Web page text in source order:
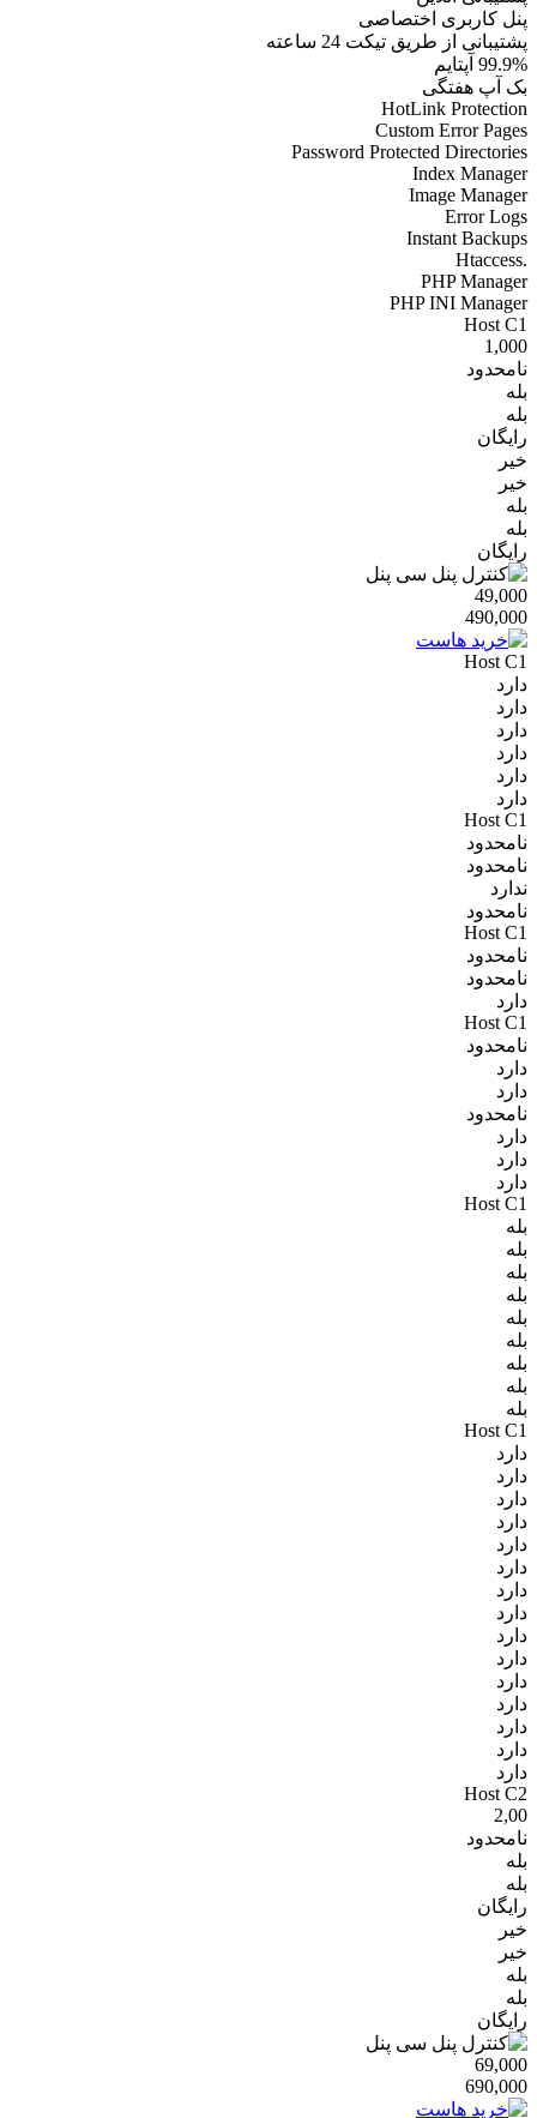
پنل کاربری اختصاصی
پشتیبانی از طریق تیکت 24 ساعته
99.9% آپتایم
بک آپ هفتگی
HotLink Protection
Custom Error Pages
Password Protected Directories
Index Manager
Image Manager
Error Logs
Instant Backups
.Htaccess
PHP Manager
PHP INI Manager
Host C1
1,000
نامحدود
بله
بله
رایگان
خیر
خیر
بله
بله
رایگان
49,000
490,000
Host C1
دارد
دارد
دارد
دارد
دارد
دارد
Host C1
نامحدود
نامحدود
ندارد
نامحدود
Host C1
نامحدود
نامحدود
دارد
Host C1
نامحدود
دارد
دارد
نامحدود
دارد
دارد
دارد
Host C1
بله
بله
بله
بله
بله
بله
بله
بله
بله
Host C1
دارد
دارد
دارد
دارد
دارد
دارد
دارد
دارد
دارد
دارد
دارد
دارد
دارد
دارد
دارد
Host C2
2,00
نامحدود
بله
بله
رایگان
خیر
خیر
بله
بله
رایگان
69,000
690,000